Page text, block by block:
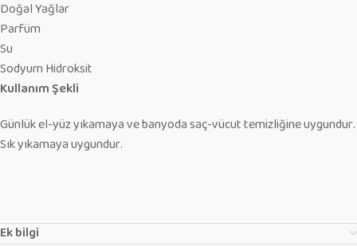
Doğal Yağlar
Parfüm
Su
Sodyum Hidroksit
Kullanım Şekli
Günlük el-yüz yıkamaya ve banyoda saç-vücut temizliğine uygundur.
Sık yıkamaya uygundur.
Ek bilgi